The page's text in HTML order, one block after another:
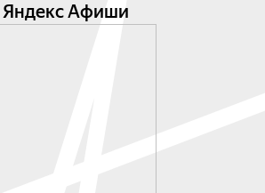
Яндекс Афиши